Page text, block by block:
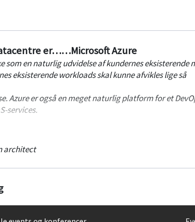
er……Microsoft Azure
som en naturlig udvidelse af kundernes eksisterende
eksisterende workloads skal kunne afvikles lige så
Azure er også en meget naturlig platform for et
services.
har udviklet sig, ligesom vi vil se på de umiddelbare
i den måde, hvorpå en række af vores
architect